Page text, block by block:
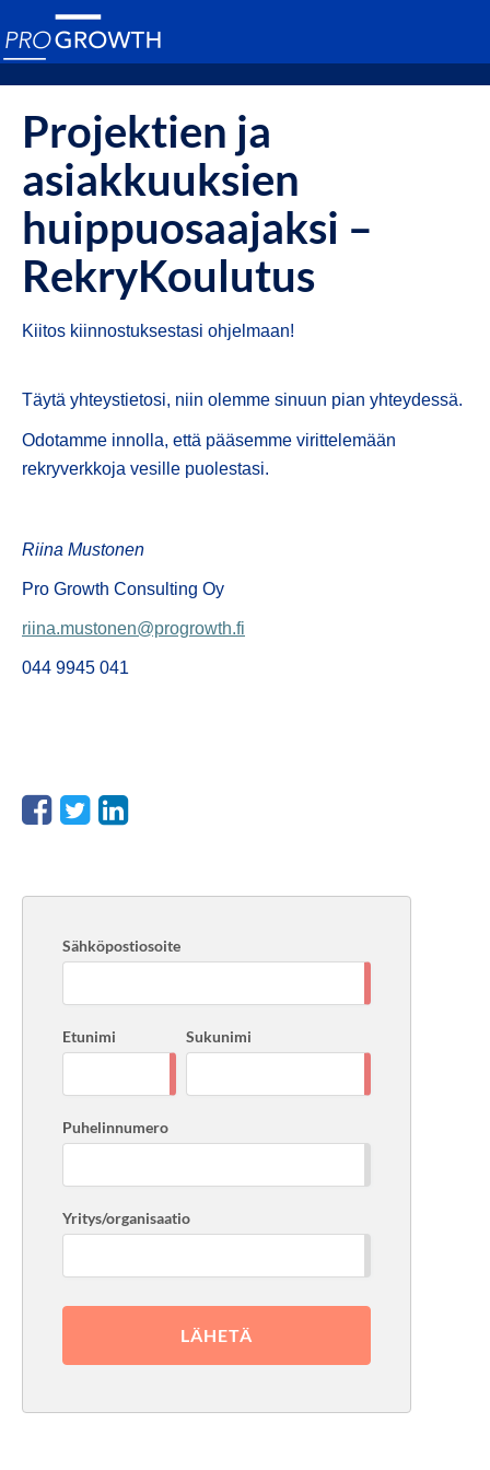
Projektien ja
asiakkuuksien
huippuosaajaksi –
RekryKoulutus
Kiitos kiinnostuksestasi ohjelmaan!
Täytä yhteystietosi, niin olemme sinuun pian yhteydessä.
Odotamme innolla, että pääsemme virittelemään
rekryverkkoja vesille puolestasi.
Riina Mustonen
Pro Growth Consulting Oy
riina.mustonen@progrowth.fi
044 9945 041
Sähköpostiosoite
Etunimi Sukunimi
Puhelinnumero
Yritys/organisaatio